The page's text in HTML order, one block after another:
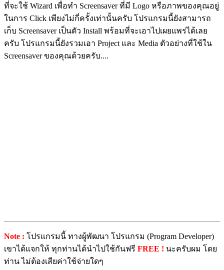
ที่จะใช้ Wizard เพื่อทำ Screensaver ที่มี Logo หรือภาพของคุณอยู่
ในการ Click เพียงไม่กี่ครั้งเท่านั้นครับ โปรแกรมนี้ยังสามารถ
เก็บ Screensaver เป็นตัว Install พร้อมที่จะเอาไปเผยแพร่ได้เลย
ครับ โปรแกรมนี้ยังรวมเอา Project และ Media ตัวอย่างที่ใช้ใน
Screensaver ของคุณด้วยครับ....
Note : โปรแกรมนี้ ทางผู้พัฒนา โปรแกรม (Program Developer)
เขาได้แจกให้ ทุกท่านได้นำไปใช้กันฟรี FREE ! นะครับผม โดย
ท่าน ไม่ต้องเสียค่าใช้จ่ายใดๆ